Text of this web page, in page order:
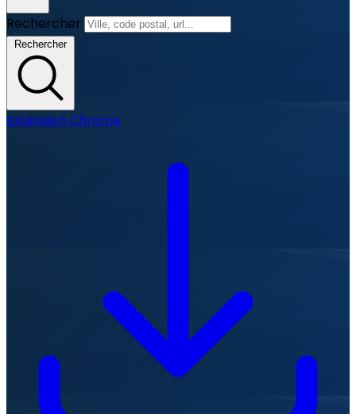
Rechercher
Rechercher
Extension Chrome